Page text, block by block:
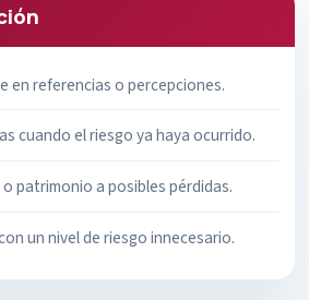
en referencias o percepciones.
cuando el riesgo ya haya ocurrido.
patrimonio a posibles pérdidas.
un nivel de riesgo innecesario.